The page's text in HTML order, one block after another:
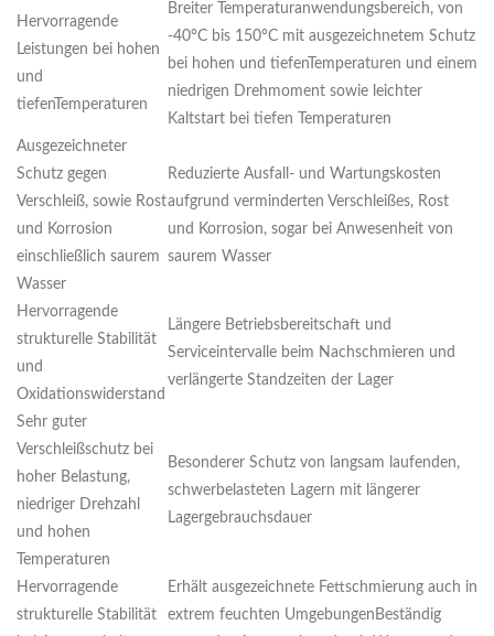
Hervorragende
Leistungen bei hohen
und
tiefenTemperaturen
Breiter Temperaturanwendungsbereich, von
-40°C bis 150°C mit ausgezeichnetem Schutz
bei hohen und tiefenTemperaturen und einem
niedrigen Drehmoment sowie leichter
Kaltstart bei tiefen Temperaturen
Ausgezeichneter
Schutz gegen
Verschleiß, sowie Rost
und Korrosion
einschließlich saurem
Wasser
Reduzierte Ausfall- und Wartungskosten
aufgrund verminderten Verschleißes, Rost
und Korrosion, sogar bei Anwesenheit von
saurem Wasser
Hervorragende
strukturelle Stabilität
und
Oxidationswiderstand
Längere Betriebsbereitschaft und
Serviceintervalle beim Nachschmieren und
verlängerte Standzeiten der Lager
Sehr guter
Verschleißschutz bei
hoher Belastung,
niedriger Drehzahl
und hohen
Temperaturen
Besonderer Schutz von langsam laufenden,
schwerbelasteten Lagern mit längerer
Lagergebrauchsdauer
Hervorragende
strukturelle Stabilität
Erhält ausgezeichnete Fettschmierung auch in
extrem feuchten UmgebungenBeständig